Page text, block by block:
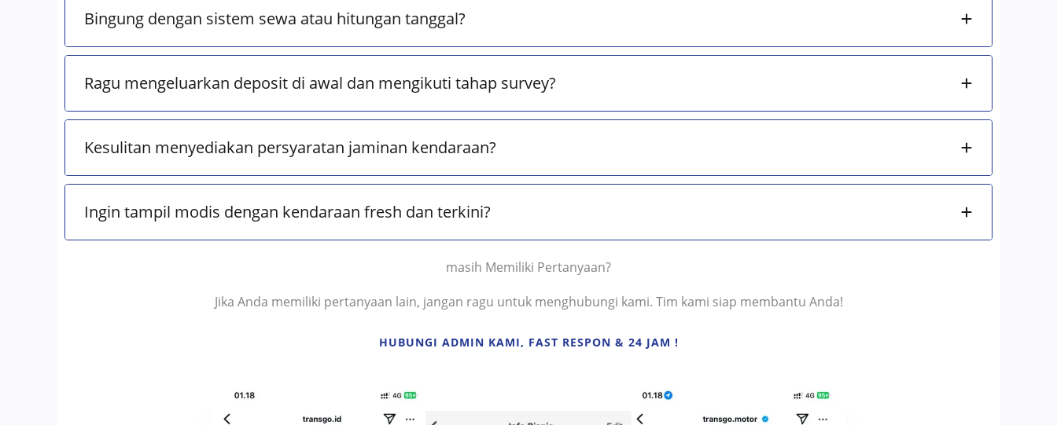
Bingung dengan sistem sewa atau hitungan tanggal?
Ragu mengeluarkan deposit di awal dan mengikuti tahap survey?
Kesulitan menyediakan persyaratan jaminan kendaraan?
Ingin tampil modis dengan kendaraan fresh dan terkini?
masih Memiliki Pertanyaan?
Jika Anda memiliki pertanyaan lain, jangan ragu untuk menghubungi kami. Tim kami siap membantu Anda!
HUBUNGI ADMIN KAMI, FAST RESPON & 24 JAM !